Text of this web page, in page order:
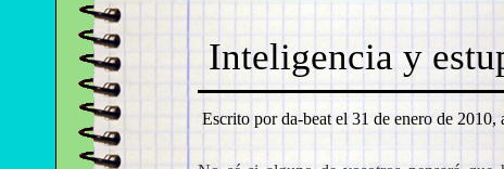
Inteligencia y
Escrito por da-beat el 31 de enero de 2010,